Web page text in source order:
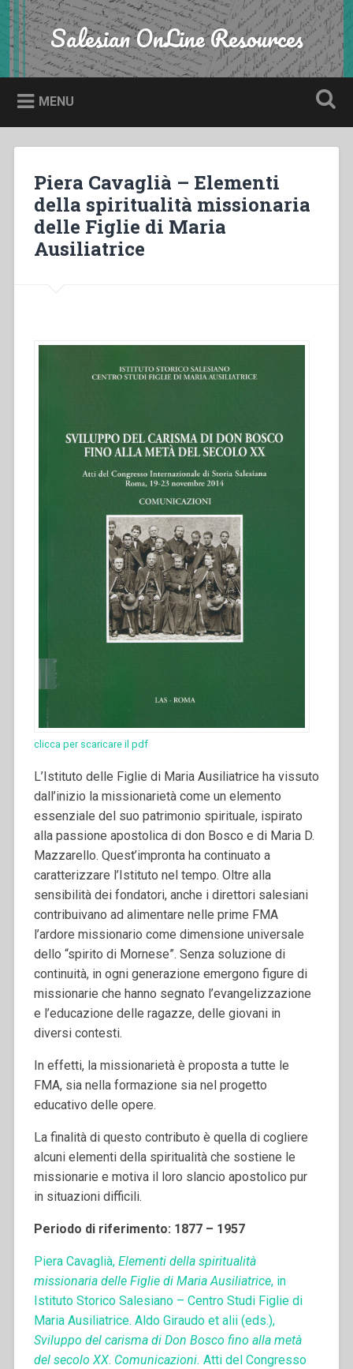
Skip
to
content
Search Salesian OnLine Resources
MENU
Piera Cavaglià – Elementi
della spiritualità missionaria
delle Figlie di Maria
Ausiliatrice
clicca per scaricare il pdf
L’Istituto delle Figlie di Maria Ausiliatrice ha vissuto
dall’inizio la missionarietà come un elemento
essenziale del suo patrimonio spirituale, ispirato
alla passione apostolica di don Bosco e di Maria D.
Mazzarello. Quest’impronta ha continuato a
caratterizzare l’Istituto nel tempo. Oltre alla
sensibilità dei fondatori, anche i direttori salesiani
contribuivano ad alimentare nelle prime FMA
l’ardore missionario come dimensione universale
dello “spirito di Mornese”. Senza soluzione di
continuità, in ogni generazione emergono figure di
missionarie che hanno segnato l’evangelizzazione
e l’educazione delle ragazze, delle giovani in
diversi contesti.
In effetti, la missionarietà è proposta a tutte le
FMA, sia nella formazione sia nel progetto
educativo delle opere.
La finalità di questo contributo è quella di cogliere
alcuni elementi della spiritualità che sostiene le
missionarie e motiva il loro slancio apostolico pur
in situazioni difficili.
Periodo di riferimento: 1877 – 1957
Piera Cavaglià, Elementi della spiritualità
missionaria delle Figlie di Maria Ausiliatrice, in
Istituto Storico Salesiano – Centro Studi Figlie di
Maria Ausiliatrice. Aldo Giraudo et alii (eds.),
Sviluppo del carisma di Don Bosco fino alla metà
del secolo XX. Comunicazioni. Atti del Congresso